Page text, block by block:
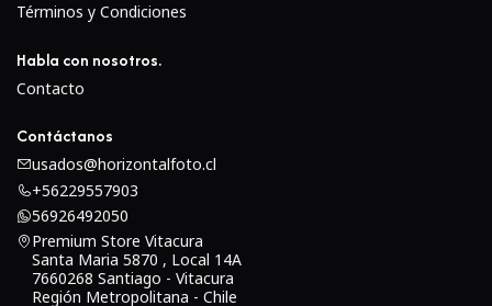
Términos y Condiciones
Habla con nosotros.
Contacto
Contáctanos
usados@horizontalfoto.cl
+56229557903
56926492050
Premium Store Vitacura
Santa Maria 5870 , Local 14A
7660268 Santiago - Vitacura
Región Metropolitana - Chile